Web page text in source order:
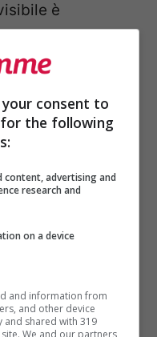
è
Durante la
lunghi periodi
hanno
cura della
up
sono
sieri e
a crescere.
consent to
the following
content, advertising and
research and
on a device
and information from
and other device
and shared with 319
We and our partners